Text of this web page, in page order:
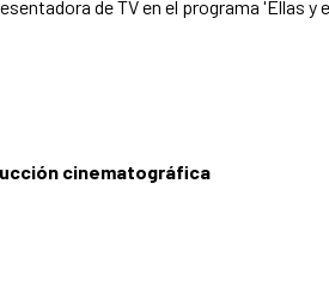
de TV en el programa 'Ellas y
cinematográfica